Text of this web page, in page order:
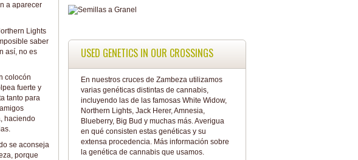
a aparecer
Lights
saber
así, no es
colocón
fuerte y
tanto para
haciendo
se aconseja
porque
USED GENETICS IN OUR CROSSINGS
En nuestros cruces de Zambeza utilizamos
varias genéticas distintas de cannabis,
incluyendo las de las famosas White Widow,
Northern Lights, Jack Herer, Amnesia,
Blueberry, Big Bud y muchas más. Averigua
en qué consisten estas genéticas y su
extensa procedencia. Más información sobre
la genética de cannabis que usamos.